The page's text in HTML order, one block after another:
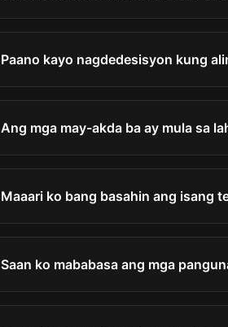
Paano kayo nagdedesisyon kung
Ang mga may-akda ba ay mula sa
Maaari ko bang basahin ang isang
Saan ko mababasa ang mga